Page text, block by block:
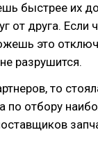
быстрее их
от друга. Если
это
разрушится.
то
по отбору